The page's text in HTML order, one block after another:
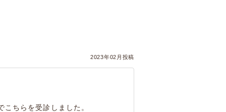
2023年02月投稿
ちらを受診しました。